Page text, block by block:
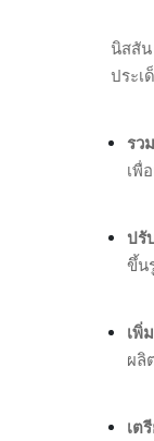
นิสสัน
ประเ
รว
เพื่
ปรั
ขึ้น
เพิ่
ผลิ
เต